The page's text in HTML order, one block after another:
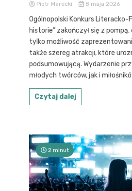
Piotr Marecki 8 maja 2026
Ogólnopolski Konkurs
historie” zakończył się z
tylko możliwość
także szereg atrakcji, które
podsumowującą. Wydarzenie
młodych twórców, jak i
Czytaj dalej
2 minut